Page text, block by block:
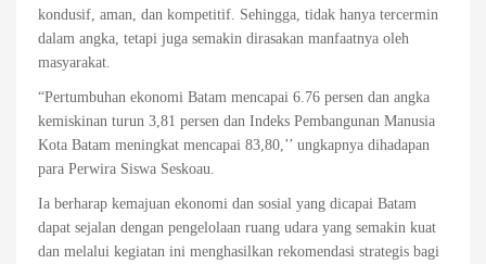
kondusif, aman, dan kompetitif. Sehingga, tidak hanya tercermin
dalam angka, tetapi juga semakin dirasakan manfaatnya oleh
masyarakat.
“Pertumbuhan ekonomi Batam mencapai 6.76 persen dan angka
kemiskinan turun 3,81 persen dan Indeks Pembangunan Manusia
Kota Batam meningkat mencapai 83,80,’’ ungkapnya dihadapan
para Perwira Siswa Seskoau.
Ia berharap kemajuan ekonomi dan sosial yang dicapai Batam
dapat sejalan dengan pengelolaan ruang udara yang semakin kuat
dan melalui kegiatan ini menghasilkan rekomendasi strategis bagi